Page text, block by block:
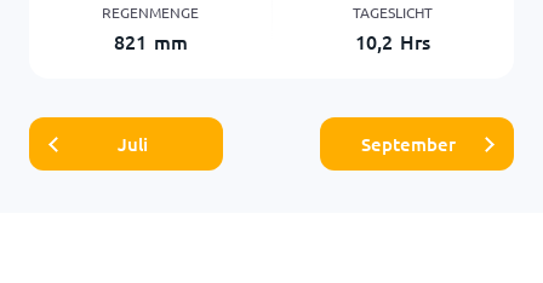
REGENMENGE
821 mm
TAGESLICHT
10,2 Hrs
Juli September